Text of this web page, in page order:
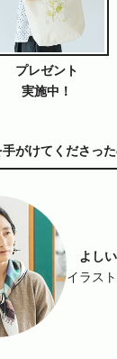
プレゼント
実施中！
がけてくださった
よし
イラス